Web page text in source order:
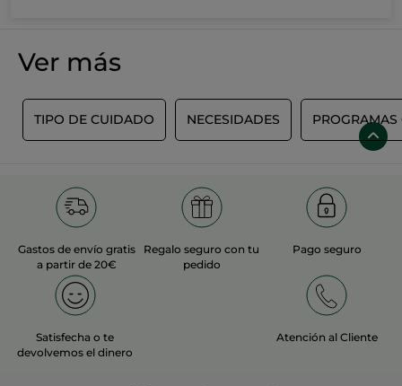
Ver más
TIPO DE CUIDADO NECESIDADES PROGRAMAS
Gastos de envío gratis
a partir de 20€
Regalo seguro con tu
pedido
Pago seguro
Satisfecha o te
devolvemos el dinero
Atención al Cliente